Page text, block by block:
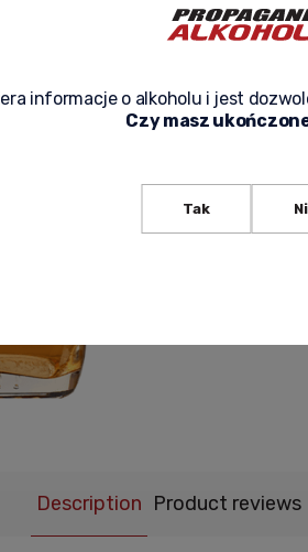
Description Product reviews
informacje o alkoholu i jest
Czy masz
Tak